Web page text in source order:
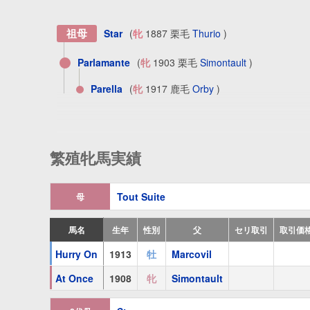
祖母 Star (牝1887 栗毛 Thurio )
Parlamante (牝1903 栗毛 Simontault )
Parella (牝1917 鹿毛 Orby )
繁殖牝馬実績
母 Tout Suite
馬名 生年 性別 父 セリ取引 取引価
Hurry On 1913 牡
Marcovil
At Once
1908 牝 Simontault